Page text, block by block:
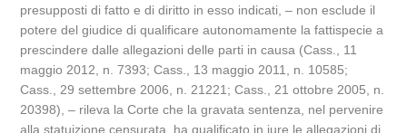
presupposti di fatto e di diritto in esso indicati, – non esclude il
potere del giudice di qualificare autonomamente la fattispecie a
prescindere dalle allegazioni delle parti in causa (Cass., 11
maggio 2012, n. 7393; Cass., 13 maggio 2011, n. 10585;
Cass., 29 settembre 2006, n. 21221; Cass., 21 ottobre 2005, n.
20398), – rileva la Corte che la gravata sentenza, nel pervenire
alla statuizione censurata, ha qualificato in iure le allegazioni di